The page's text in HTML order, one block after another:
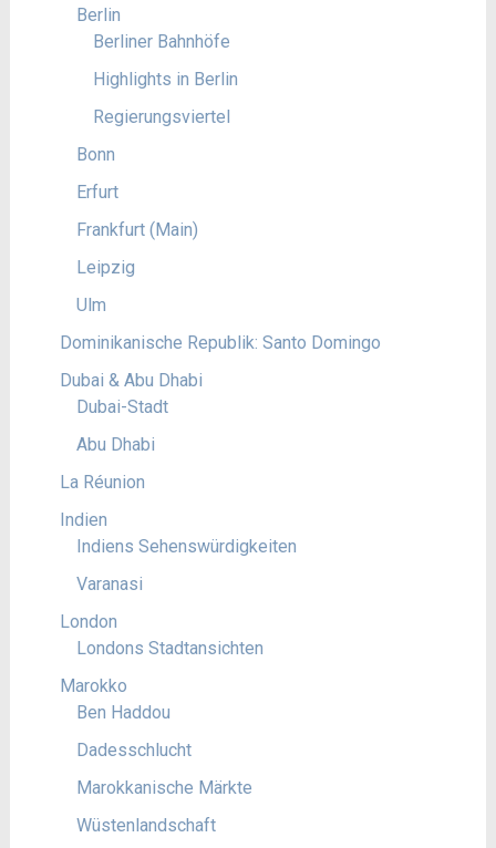
Berlin
Berliner Bahnhöfe
Highlights in Berlin
Regierungsviertel
Bonn
Erfurt
Frankfurt (Main)
Leipzig
Ulm
Dominikanische Republik: Santo Domingo
Dubai & Abu Dhabi
Dubai-Stadt
Abu Dhabi
La Réunion
Indien
Indiens Sehenswürdigkeiten
Varanasi
London
Londons Stadtansichten
Marokko
Ben Haddou
Dadesschlucht
Marokkanische Märkte
Wüstenlandschaft